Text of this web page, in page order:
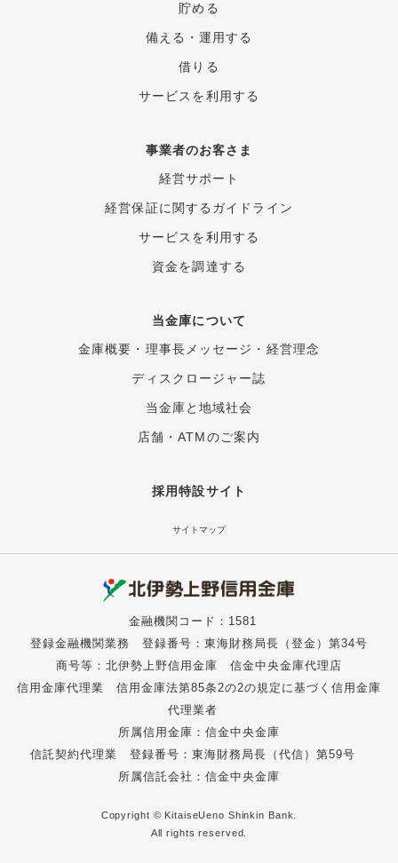
貯める
備える・運用する
借りる
サービスを利用する
事業者のお客さま
経営サポート
経営保証に関するガイド ライン
サービスを利用する
資金を調達する
当金庫について
金庫概要 ・ 理事長メッセージ ・ 経営理念
ディスクロージャー誌
当金庫と地域社会
店舗・ATMのご案内
採用特設サイト
サイトマップ
金融機関コード：1581
登録金融機関業務 登録番号：東海財務局長（登金）第34号
商号等：北伊勢上野信用金庫 信金中央金庫代理店
信用金庫代理業 信用金庫法第85条2の2の規定に基づく信用金庫
代理業者
所属信用金庫：信金中央金庫
信託契約代理業 登録番号：東海財務局長（代信）第59号
所属信託会社：信金中央金庫
Copyright © KitaiseUeno Shinkin Bank.
All rights reserved.